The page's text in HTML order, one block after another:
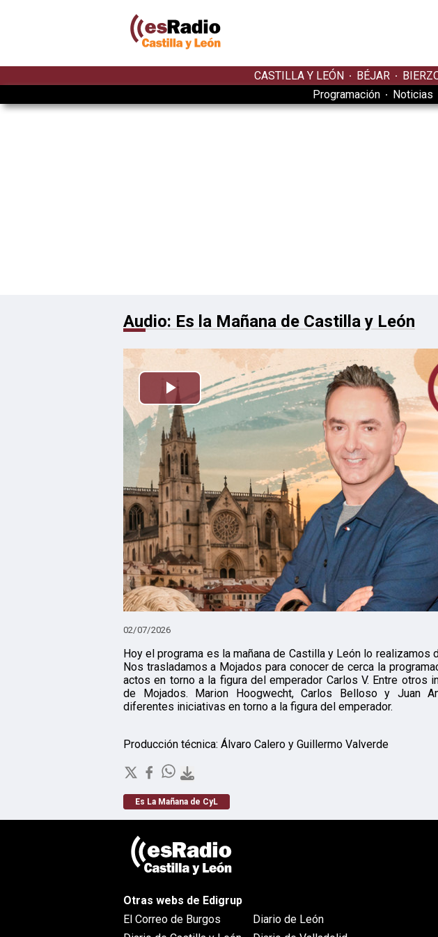
CASTILLA Y LEÓN BÉJAR
Programación
Noticias
Audio: Es la Mañana de Castilla y León
Reproducir
02/07/2026
Hoy el programa es la mañana de Castilla y León lo realizamos
Nos trasladamos a Mojados para conocer de cerca la
actos en torno a la figura del emperador Carlos V. Entre otros
de Mojados. Marion Hoogwecht, Carlos Belloso y Juan
diferentes iniciativas en torno a la figura del emperador.
Producción técnica: Álvaro Calero y Guillermo Valverde
Es La Mañana de CyL
Otras webs de Edigrup
El Correo de Burgos
Diario de León